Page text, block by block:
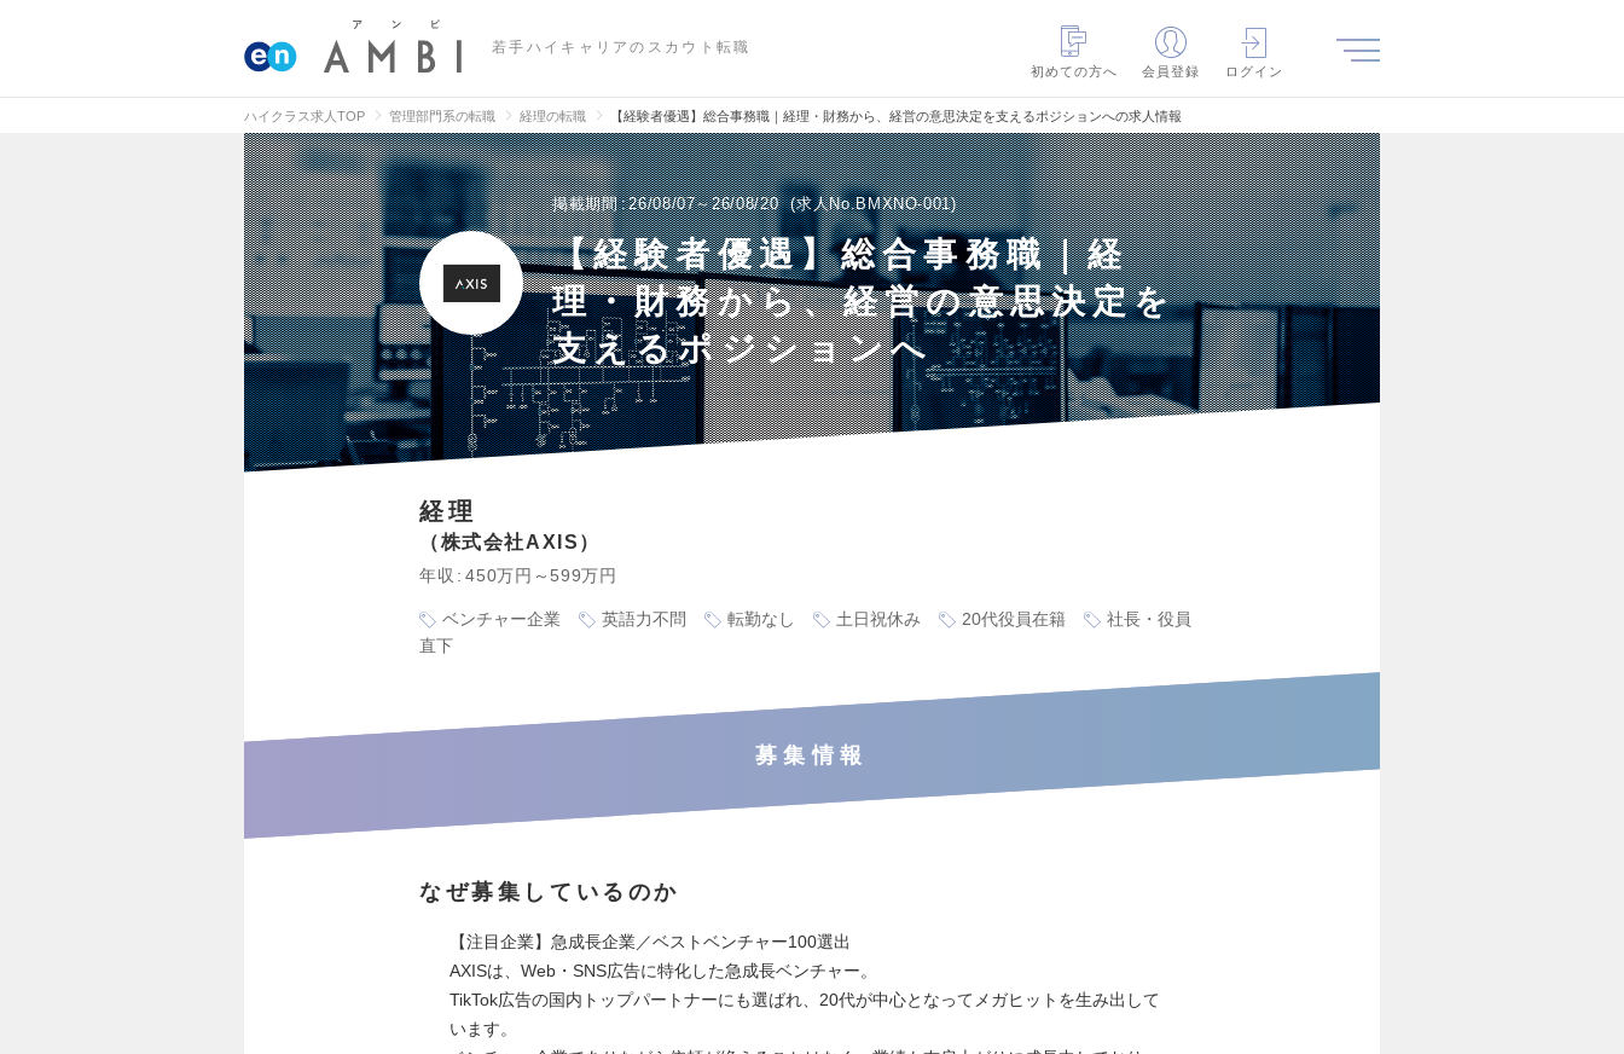
若手ハイキャリアのスカウト転職
初めての方へ
会員登録 ログイン
ハイクラス求人TOP 管理部門系の転職 経理の転職 【経験者優遇】総合事務職｜経理・財務から、経営の意思決定を支えるポジションへの求人情報
掲載期間 26/08/07～26/08/20 求人No.BMXNO-001
【経験者優遇】総合事務職｜経
理・財務から、経営の意思決定を
支えるポジションへ
経理
株式会社AXIS
年収 450万円～599万円
ベンチャー企業 英語力不問 転勤なし 土日祝休み 20代役員在籍
社長・役員
直下
募集情報
なぜ募集しているのか
【注目企業】急成長企業／ベストベンチャー100選出
AXISは、Web・SNS広告に特化した急成長ベンチャー。
TikTok広告の国内トップパートナーにも選ばれ、20代が中心となってメガヒットを生み出して
います。